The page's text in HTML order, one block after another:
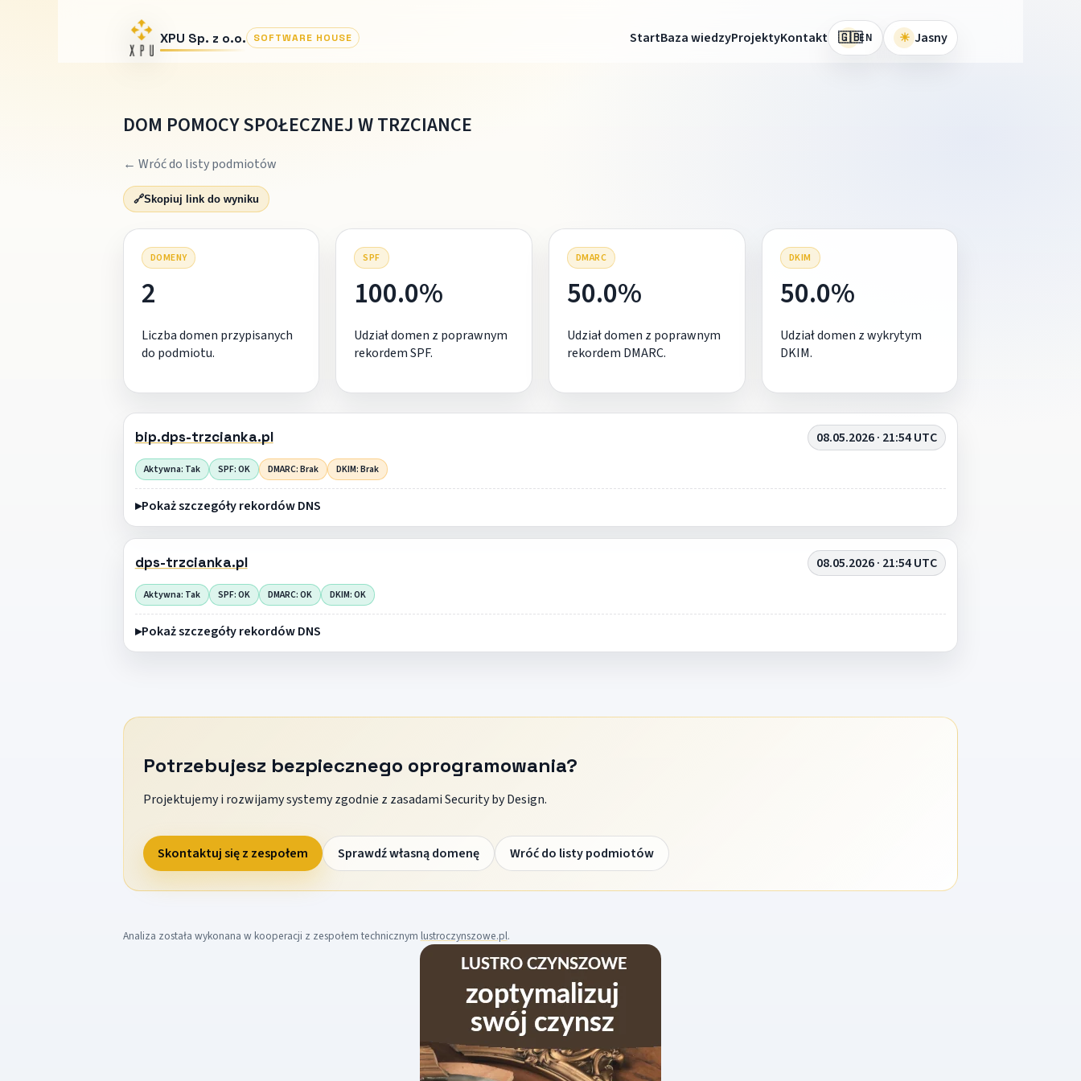
XPU Sp. z o.o. SOFTWARE HOUSE StartBaza wiedzyProjektyKontakt 🇬🇧EN ☀ Jasny
DOM POMOCY SPOŁECZNEJ W TRZCIANCE
← Wróć do listy podmiotów
🔗Skopiuj link do wyniku
DOMENY
2
Liczba domen przypisanych
do podmiotu.
SPF
100.0%
Udział domen z poprawnym
rekordem SPF.
DMARC
50.0%
Udział domen z poprawnym
rekordem DMARC.
DKIM
50.0%
Udział domen z wykrytym
DKIM.
bip.dps-trzcianka.pl 08.05.2026 · 21:54 UTC
Aktywna: Tak SPF: OK DMARC: Brak DKIM: Brak
Pokaż szczegóły rekordów DNS
dps-trzcianka.pl 08.05.2026 · 21:54 UTC
Aktywna: Tak SPF: OK DMARC: OK DKIM: OK
Pokaż szczegóły rekordów DNS
Potrzebujesz bezpiecznego oprogramowania?
Projektujemy i rozwijamy systemy zgodnie z zasadami Security by Design.
Skontaktuj się z zespołem Sprawdź własną domenę Wróć do listy podmiotów
Analiza została wykonana w kooperacji z zespołem technicznym lustroczynszowe.pl.